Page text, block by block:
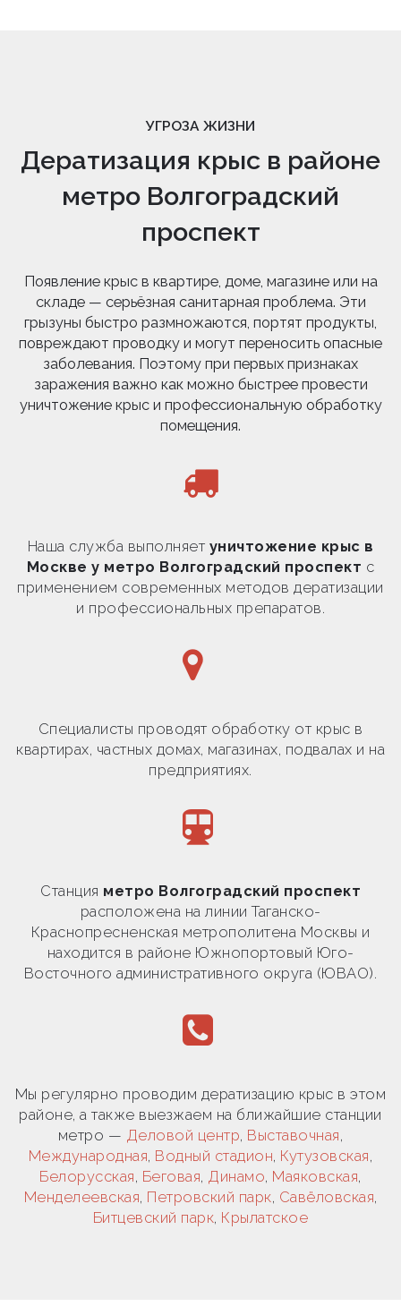
УГРОЗА ЖИЗНИ
Дератизация крыс в районе
метро Волгоградский
проспект
Появление крыс в квартире, доме, магазине или на
складе — серьёзная санитарная проблема. Эти
грызуны быстро размножаются, портят продукты,
повреждают проводку и могут переносить опасные
заболевания. Поэтому при первых признаках
заражения важно как можно быстрее провести
уничтожение крыс и профессиональную обработку
помещения.
Наша служба выполняет уничтожение крыс в
Москве у метро Волгоградский проспект с
применением современных методов дератизации
и профессиональных препаратов.
Специалисты проводят обработку от крыс в
квартирах, частных домах, магазинах, подвалах и на
предприятиях.
Станция метро Волгоградский проспект
расположена на линии Таганско-
Краснопресненская метрополитена Москвы и
находится в районе Южнопортовый Юго-
Восточного административного округа (ЮВАО).
Мы регулярно проводим дератизацию крыс в этом
районе, а также выезжаем на ближайшие станции
метро — Деловой центр, Выставочная,
Международная, Водный стадион, Кутузовская,
Белорусская, Беговая, Динамо, Маяковская,
Менделеевская, Петровский парк, Савёловская,
Битцевский парк, Крылатское